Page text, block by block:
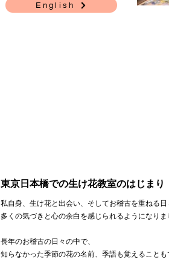
English
東京日本橋での生け花教室のはじまり
私自身、生け花と出会い、そしてお稽古を重ねる日
多くの気づきと心の余白を感じられるようになりま
長年のお稽古の日々の中で、
知らなかった季節の花の名前、季語も覚えることも